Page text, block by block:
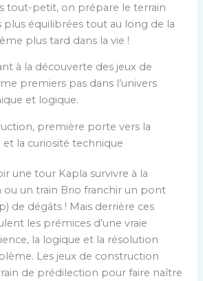
tout-petit, on prépare le terrain
plus équilibrées tout au long de la
plus tard dans la vie !
à la découverte des jeux de
premiers pas dans l’univers
et logique.
première porte vers la
et la curiosité technique
une tour Kapla survivre à la
ou un train Brio franchir un pont
de dégâts ! Mais derrière ces
les prémices d’une vraie
la logique et la résolution
Les jeux de construction
de prédilection pour faire naître